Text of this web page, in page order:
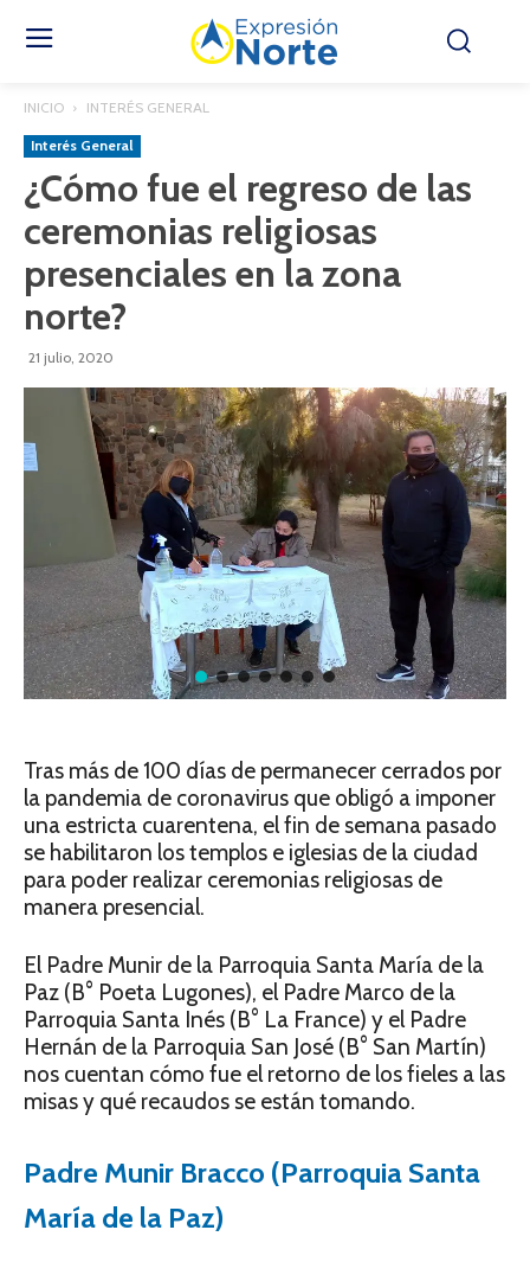
INICIO INTERÉS GENERAL
Interés General
¿Cómo fue el regreso de las
ceremonias religiosas
presenciales en la zona
norte?
21 julio, 2020
Tras más de 100 días de permanecer cerrados por
la pandemia de coronavirus que obligó a imponer
una estricta cuarentena, el fin de semana pasado
se habilitaron los templos e iglesias de la ciudad
para poder realizar ceremonias religiosas de
manera presencial.
El Padre Munir de la Parroquia Santa María de la
Paz (B° Poeta Lugones), el Padre Marco de la
Parroquia Santa Inés (B° La France) y el Padre
Hernán de la Parroquia San José (B° San Martín)
nos cuentan cómo fue el retorno de los fieles a las
misas y qué recaudos se están tomando.
Padre Munir Bracco (Parroquia Santa
María de la Paz)